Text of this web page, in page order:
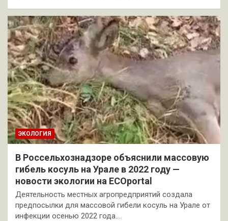
ЭКОЛОГИЯ
В Россельхознадзоре объяснили массовую
гибель косуль на Урале в 2022 году —
новости экологии на ECOportal
Деятельность местных агропредприятий создала
предпосылки для массовой гибели косуль на Урале от
инфекции осенью 2022 года.…